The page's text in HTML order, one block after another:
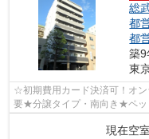
総
都
都
築9
東
☆初期費用カード決済可！オ
要★分譲タイプ・南向き★ペ
現在空